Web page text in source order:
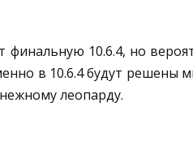
финальную 10.6.4, но
в 10.6.4 будут решены
леопарду.